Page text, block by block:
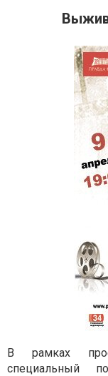
В рамках
специальный